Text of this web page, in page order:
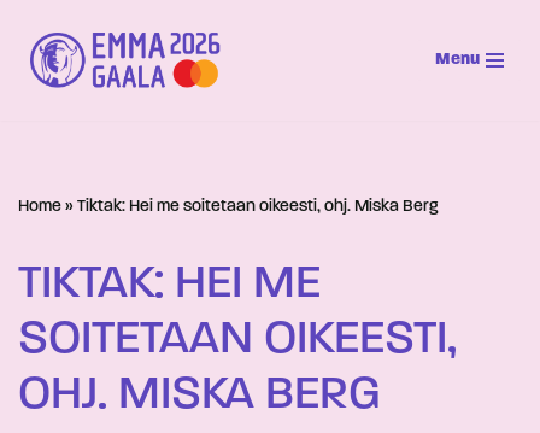
Siirry
suoraan
Menu
Home » Tiktak: Hei me soitetaan oikeesti, ohj. Miska Berg
TIKTAK: HEI ME
SOITETAAN OIKEESTI,
OHJ. MISKA BERG